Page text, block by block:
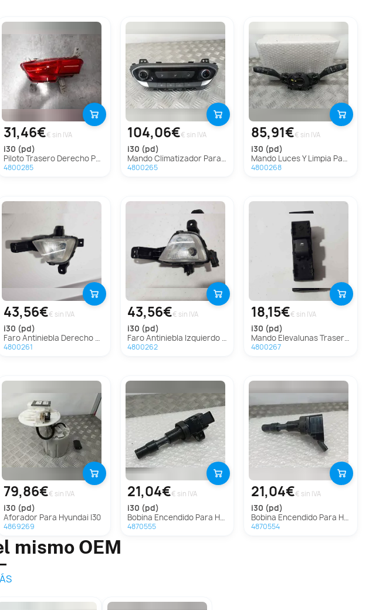
31,46€€ sin IVA
i30 (pd)
Piloto Trasero Derecho Paragolpes Para Hyundai I30
4800285
104,06€€ sin IVA
i30 (pd)
Mando Climatizador Para Hyundai I30
4800265
85,91€€ sin IVA
i30 (pd)
Mando Luces Y Limpia Para Hyundai I30
4800268
43,56€€ sin IVA
i30 (pd)
Faro Antiniebla Derecho para Hyundai I30 (Pd)
4800261
43,56€€ sin IVA
i30 (pd)
Faro Antiniebla Izquierdo para Hyundai I30 (Pd)
4800262
18,15€€ sin IVA
i30 (pd)
Mando Elevalunas Trasero Izquierdo para Hyundai I30 (Pd)
4800267
79,86€€ sin IVA
i30 (pd)
Aforador Para Hyundai I30
4869269
21,04€€ sin IVA
i30 (pd)
Bobina Encendido Para Hyundai I30
4870555
21,04€€ sin IVA
i30 (pd)
Bobina Encendido Para Hyundai I30
4870554
mismo OEM